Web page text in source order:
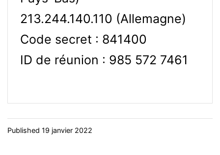
213.244.140.110 (Allemagne)
Code secret : 841400
ID de réunion : 985 572 7461
Published 19 janvier 2022